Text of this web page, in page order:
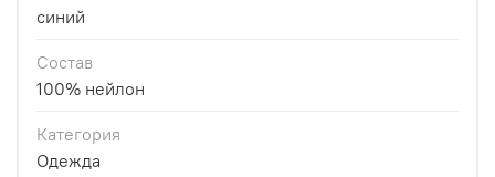
синий
Состав
100% нейлон
Категория
Одежда